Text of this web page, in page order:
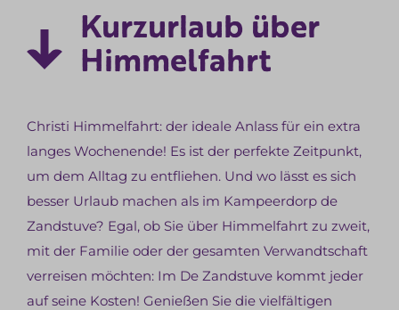
Kurzurlaub über
Himmelfahrt
Christi Himmelfahrt: der ideale Anlass für ein extra
langes Wochenende! Es ist der perfekte Zeitpunkt,
um dem Alltag zu entfliehen. Und wo lässt es sich
besser Urlaub machen als im Kampeerdorp de
Zandstuve? Egal, ob Sie über Himmelfahrt zu zweit,
mit der Familie oder der gesamten Verwandtschaft
verreisen möchten: Im De Zandstuve kommt jeder
auf seine Kosten! Genießen Sie die vielfältigen